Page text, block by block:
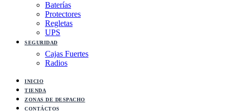
Baterías
Protectores
Regletas
UPS
SEGURIDAD
Cajas Fuertes
Radios
INICIO
TIENDA
ZONAS DE DESPACHO
CONTÁCTOS